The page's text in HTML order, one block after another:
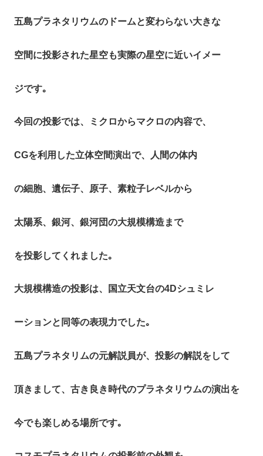
五島プラネタリウムのドームと変わらない大きな
空間に投影された星空も実際の星空に近いイメー
ジです｡
今回の投影では、ミクロからマクロの内容で、
CGを利用した立体空間演出で、人間の体内
の細胞、遺伝子、原子、素粒子レベルから
太陽系、銀河、銀河団の大規模構造まで
を投影してくれました｡
大規模構造の投影は、国立天文台の4Dシュミレ
ーションと同等の表現力でした｡
五島プラネタリムの元解説員が、投影の解説をして
頂きまして、古き良き時代のプラネタリウムの演出を
今でも楽しめる場所です｡